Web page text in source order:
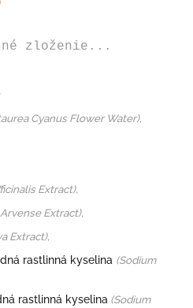
zloženie...
Cyanus Flower Water),
Extract),
Extract),
Extract),
rastlinná kyselina (Sodium
rastlinná kyselina (Sodium